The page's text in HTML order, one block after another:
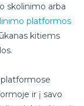
skolinimo arba
platformos
kitiems
ir į savo